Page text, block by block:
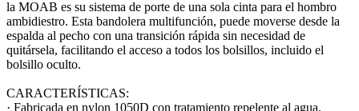
la MOAB es su sistema de porte de una sola cinta para el hombro
ambidiestro. Esta bandolera multifunción, puede moverse desde la
espalda al pecho con una transición rápida sin necesidad de
quitársela, facilitando el acceso a todos los bolsillos, incluido el
bolsillo oculto.
CARACTERÍSTICAS:
· Fabricada en nylon 1050D con tratamiento repelente al agua.